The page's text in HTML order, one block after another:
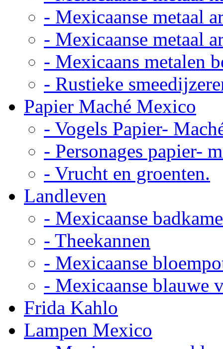
- Mexicaanse metaal
- Mexicaanse metaal
- Mexicaans metalen
- Rustieke
Papier Maché Mexico
- Vogels Papier-
- Personages papier-
- Vrucht en groenten.
Landleven
- Mexicaanse
- Theekannen
- Mexicaanse
- Mexicaanse blauwe
Frida Kahlo
Lampen Mexico